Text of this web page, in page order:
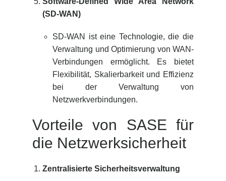
(SD-WAN)
SD-WAN ist eine Technologie, die die
Verwaltung und Optimierung von WAN-
Verbindungen ermöglicht. Es bietet
Flexibilität, Skalierbarkeit und Effizienz
bei der Verwaltung von
Netzwerkverbindungen.
Vorteile von SASE für
die Netzwerksicherheit
Zentralisierte Sicherheitsverwaltung